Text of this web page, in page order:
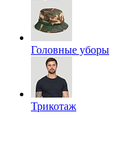
Головные уборы
Трикотаж